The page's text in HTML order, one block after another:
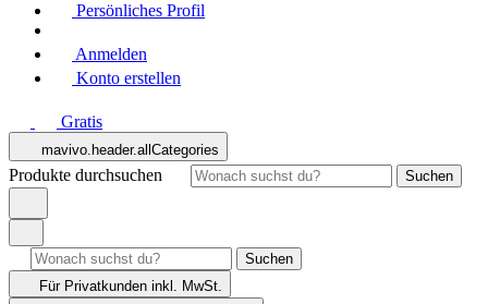
Persönliches Profil
Anmelden
Konto erstellen
Gratis
mavivo.header.allCategories
Produkte durchsuchen Suchen
Suchen
Für Privatkunden inkl. MwSt.